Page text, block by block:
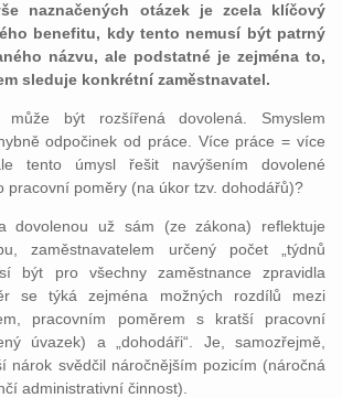
naznačených otázek je zcela klíčový
benefitu, kdy tento nemusí být patrný
názvu, ale podstatné je zejména to,
sleduje konkrétní zaměstnavatel.
může být rozšířená dovolená. Smyslem
odpočinek od práce. Více práce = více
tento úmysl řešit navýšením dovolené
pracovní poměry (na úkor tzv. dohodářů)?
dovolenou už sám (ze zákona) reflektuje
zaměstnavatelem určený počet „týdnů
být pro všechny zaměstnance zpravidla
se týká zejména možných rozdílů mezi
pracovním poměrem s kratší pracovní
úvazek) a „dohodáři“. Je, samozřejmě,
nárok svědčil náročnějším pozicím (náročná
administrativní činnost).